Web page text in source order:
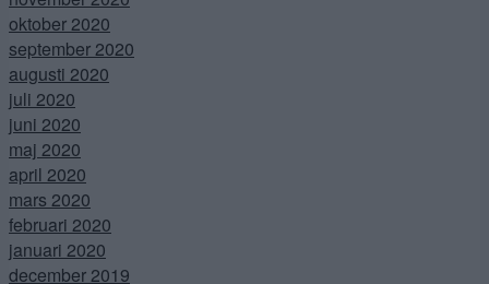
oktober 2020
september 2020
augusti 2020
juli 2020
juni 2020
maj 2020
april 2020
mars 2020
februari 2020
januari 2020
december 2019